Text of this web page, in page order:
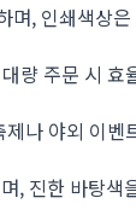
며, 인쇄색상
량 주문 시
나 야외 이
, 진한 바탕